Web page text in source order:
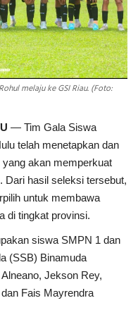
melaju ke GSI Riau. (Foto:
— Tim Gala Siswa
telah menetapkan dan
akan memperkuat
Dari hasil seleksi tersebut,
untuk membawa
di tingkat provinsi.
siswa SMPN 1 dan
(SSB) Binamuda
Jekson Rey,
Fais Mayrendra